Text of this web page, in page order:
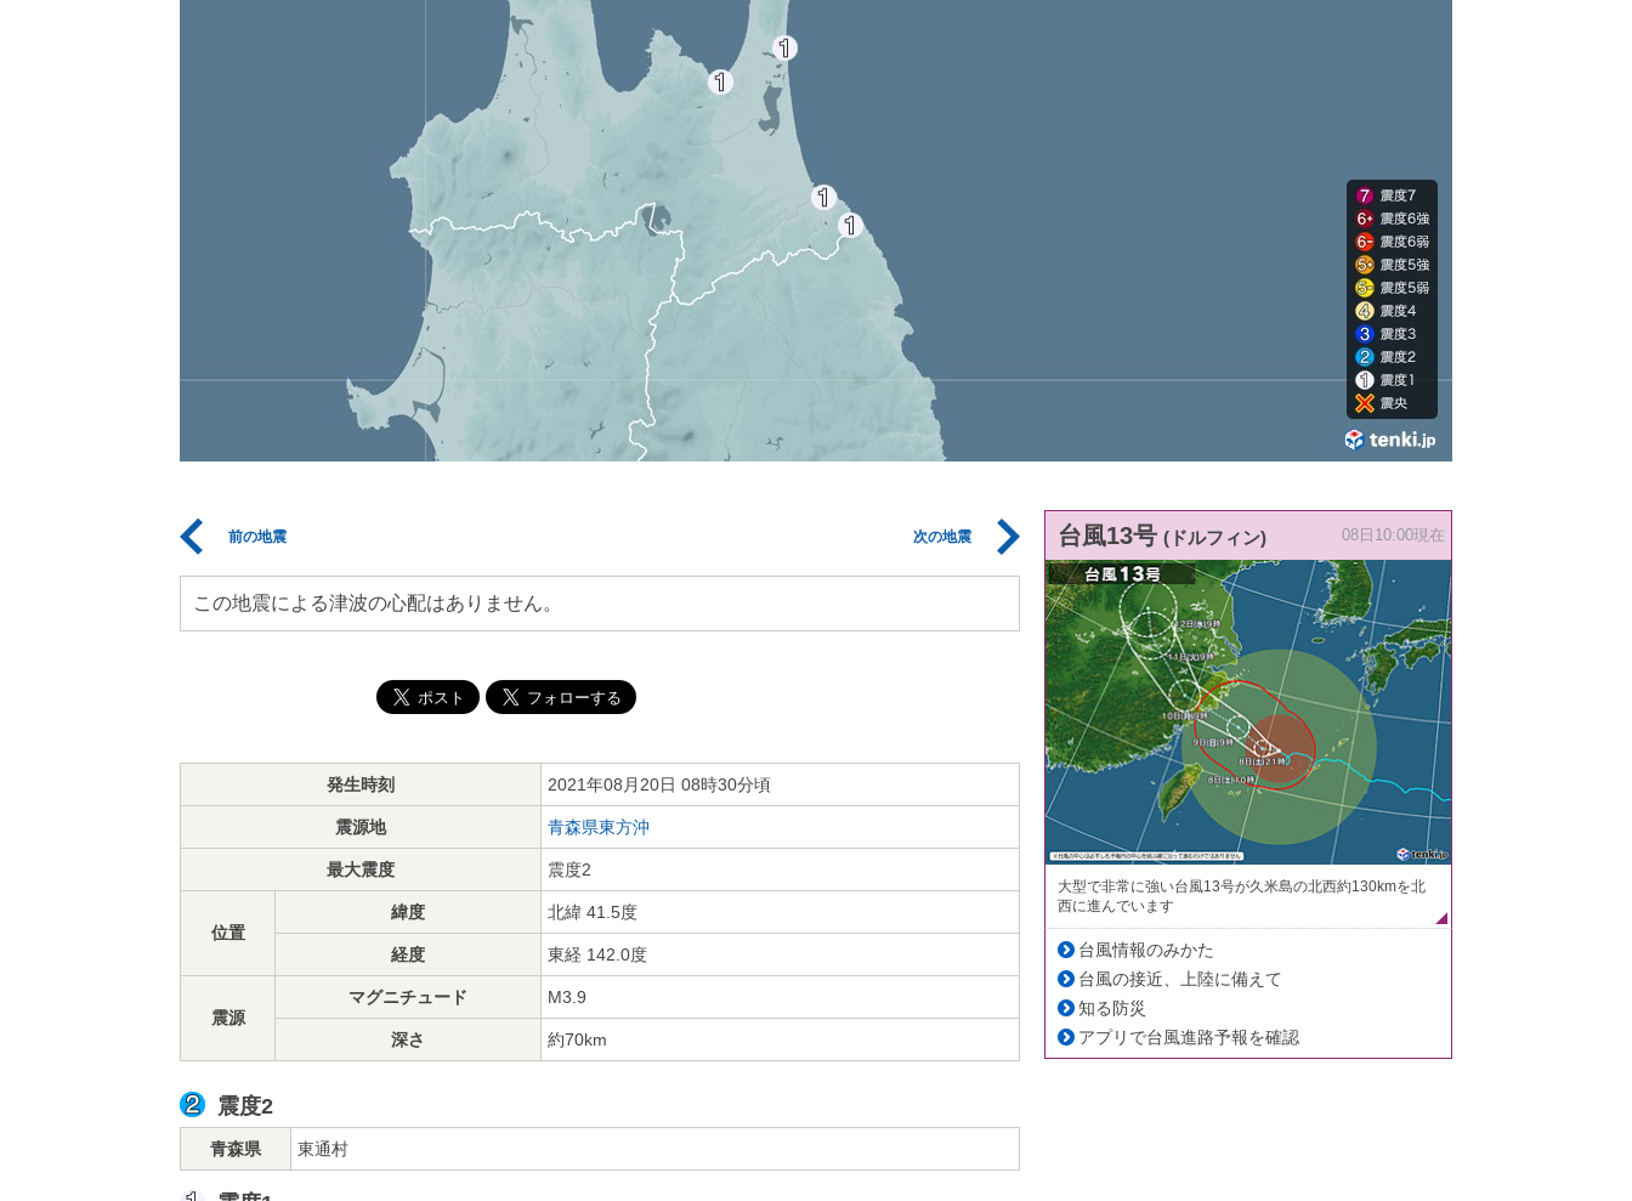
前の地震 次の地震
この地震による津波の心配はありません。
発生時刻 2021年08月20日 08時30分頃
震源地 青森県東方沖
最大震度 震度2
位置
緯度 北緯 41.5度
経度 東経 142.0度
震源
マグニチュード M3.9
深さ 約70km
震度2
青森県 東通村
台風13号 (ドルフィン) 08日10:00現在
大型で非常に強い台風13号が久米島の北西約130kmを北
西に進んでいます
台風情報のみかた
台風の接近、上陸に備えて
知る防災
アプリで台風進路予報を確認